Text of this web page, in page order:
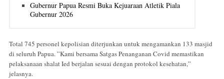
Gubernur Papua Resmi Buka Kejuaraan Atletik Piala
Gubernur 2026
Total 745 personel kepolisian diterjunkan untuk mengamankan 133 masjid
di seluruh Papua. ”Kami bersama Satgas Penanganan Covid memastikan
pelaksanaan shalat Ied berjalan sesuai dengan protokol kesehatan,”
jelasnya.